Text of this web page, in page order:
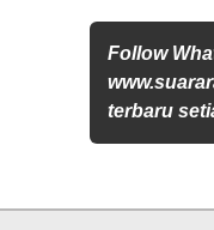
Follow
terbaru